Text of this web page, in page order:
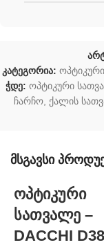
კატეგორია:
ჭდე: ოპტიკური
ჩარჩო, ქალის
მსგავსი
ოპტიკური
სათვალე –
DACCHI